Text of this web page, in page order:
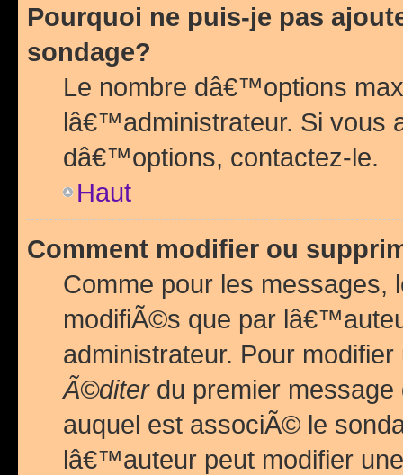
Pourquoi ne puis-je pas
sondage?
Le nombre dâ€™options
lâ€™administrateur. Si vous
dâ€™options, contactez-le.
Haut
Comment modifier ou
Comme pour les messages,
modifiÃ©s que par
administrateur. Pour
Ã©diterdu premier
auquel est associÃ© le
lâ€™auteur peut modifier